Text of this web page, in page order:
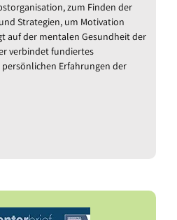
zum Finden der
Strategien, um Motivation
auf der mentalen Gesundheit der
verbindet fundiertes
persönlichen Erfahrungen der